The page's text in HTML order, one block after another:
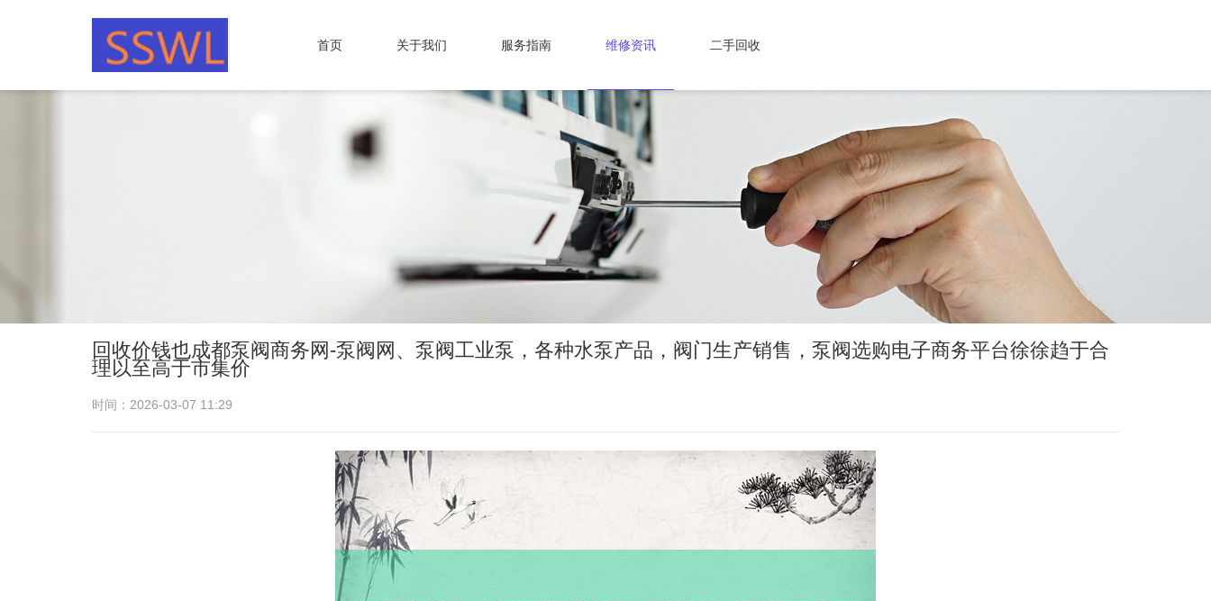
首页 关于我们 服务指南 维修资讯 二手回收
回收价钱也成都泵阀商务网-泵阀网、泵阀工业泵，各种水泵产品，阀门生产销售，泵阀选购电子商务平台徐徐趋于合
理以至高于市集价
时间：2026-03-07 11:29